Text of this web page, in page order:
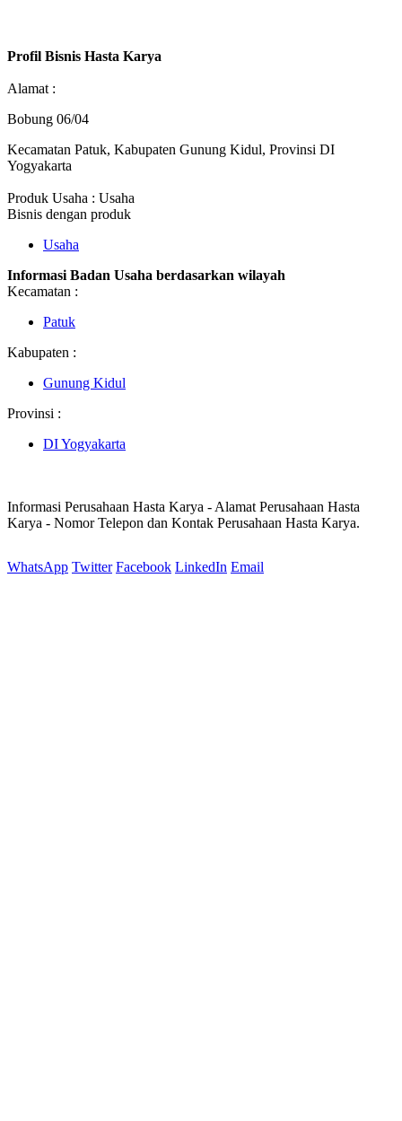
Profil Bisnis Hasta Karya
Alamat :
Bobung 06/04
Kecamatan Patuk, Kabupaten Gunung Kidul, Provinsi DI
Yogyakarta
Produk Usaha : Usaha
Bisnis dengan produk
Usaha
Informasi Badan Usaha berdasarkan wilayah
Kecamatan :
Patuk
Kabupaten :
Gunung Kidul
Provinsi :
DI Yogyakarta
Informasi Perusahaan Hasta Karya - Alamat Perusahaan Hasta
Karya - Nomor Telepon dan Kontak Perusahaan Hasta Karya.
WhatsApp Twitter Facebook LinkedIn Email